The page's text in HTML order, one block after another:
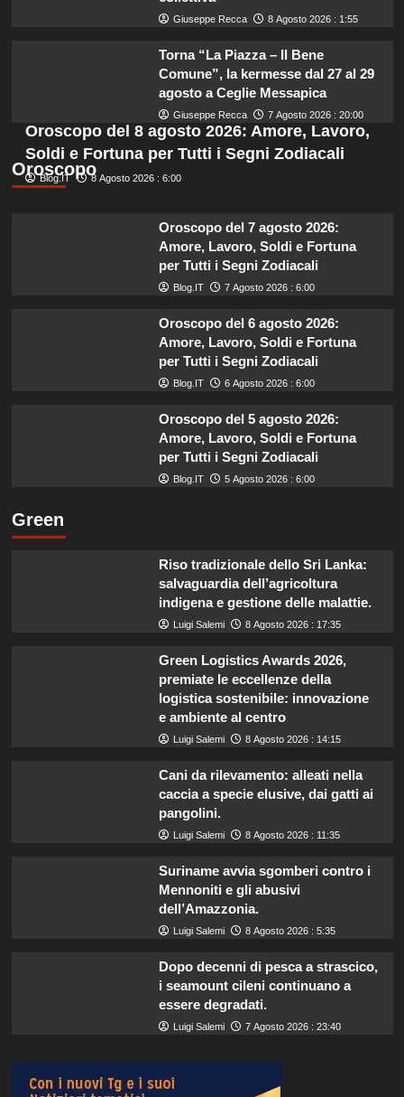
Giuseppe Recca 8 Agosto 2026 : 1:55
Torna “La Piazza – Il Bene
Comune”, la kermesse dal 27 al 29
agosto a Ceglie Messapica
Giuseppe Recca 7 Agosto 2026 : 20:00
Oroscopo
Oroscopo del 8 agosto 2026: Amore, Lavoro,
Soldi e Fortuna per Tutti i Segni Zodiacali
Blog.IT 8 Agosto 2026 : 6:00
Oroscopo del 7 agosto 2026:
Amore, Lavoro, Soldi e Fortuna
per Tutti i Segni Zodiacali
Blog.IT 7 Agosto 2026 : 6:00
Oroscopo del 6 agosto 2026:
Amore, Lavoro, Soldi e Fortuna
per Tutti i Segni Zodiacali
Blog.IT 6 Agosto 2026 : 6:00
Oroscopo del 5 agosto 2026:
Amore, Lavoro, Soldi e Fortuna
per Tutti i Segni Zodiacali
Blog.IT 5 Agosto 2026 : 6:00
Green
Riso tradizionale dello Sri Lanka:
salvaguardia dell’agricoltura
indigena e gestione delle malattie.
Luigi Salemi 8 Agosto 2026 : 17:35
Green Logistics Awards 2026,
premiate le eccellenze della
logistica sostenibile: innovazione
e ambiente al centro
Luigi Salemi 8 Agosto 2026 : 14:15
Cani da rilevamento: alleati nella
caccia a specie elusive, dai gatti ai
pangolini.
Luigi Salemi 8 Agosto 2026 : 11:35
Suriname avvia sgomberi contro i
Mennoniti e gli abusivi
dell’Amazzonia.
Luigi Salemi 8 Agosto 2026 : 5:35
Dopo decenni di pesca a strascico,
i seamount cileni continuano a
essere degradati.
Luigi Salemi 7 Agosto 2026 : 23:40